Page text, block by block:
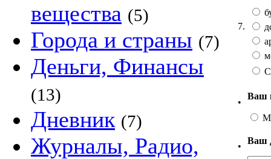
вещества (5)
Города и страны (7)
Деньги, Финансы
(13)
Дневник (7)
Журналы, Радио,
7.
•
Ваш
•
Ваш